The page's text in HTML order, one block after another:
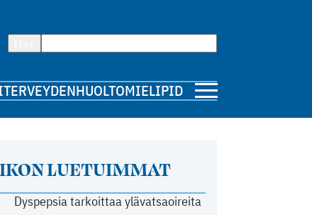
TERVEYDENHUOLTOMIELIPIDE
LUETUIMMAT
Dyspepsia tarkoittaa ylävatsaoireita